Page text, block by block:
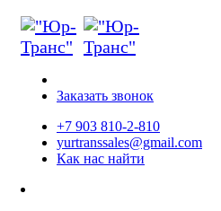
Заказать звонок
+7 903 810-2-810
yurtranssales@gmail.com
Как нас найти